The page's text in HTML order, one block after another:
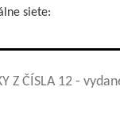
siete:
Z ČÍSLA 12 -